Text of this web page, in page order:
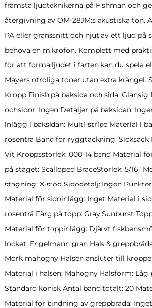
främsta ljudteknikerna på Fishman och
återgivning av OM-28JM:s akustiska ton.
PA eller gränssnitt och njut av ett ljud på
behöva en mikrofon. Komplett med
för att forma ljudet i farten kan du spela
Mayers otroliga toner utan extra krångel.
Kropp Finish på baksida och sida: Glansig
ochsidor: Ingen Detaljer på baksidan:
inlägg i baksidan: Multi-stripe Material i
rosenträ Band för ryggtäckning:
Vit Kroppsstorlek: 000-14 band Material
på staget: Scalloped BraceStorlek: 5/16″
stagning: X-stöd Sidodetalj: Ingen
Material för sidoinlägg: Inget Material i
rosenträ Färg på topp: Gray Sunburst
Material för toppinlägg: Djärvt
locket: Engelmann gran Hals &
Mörk mahogny Halsen ansluter till
Material i halsen: Mahogny Halsform: Låg
Standard konisk Antal band totalt: 20
Material för bindning av greppbräda: